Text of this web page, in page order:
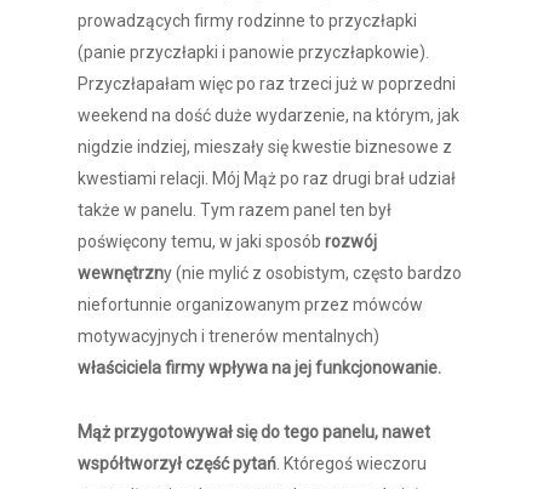
prowadzących firmy rodzinne to przyczłapki
(panie przyczłapki i panowie przyczłapkowie).
Przyczłapałam więc po raz trzeci już w poprzedni
weekend na dość duże wydarzenie, na którym, jak
nigdzie indziej, mieszały się kwestie biznesowe z
kwestiami relacji. Mój Mąż po raz drugi brał udział
także w panelu. Tym razem panel ten był
poświęcony temu, w jaki sposóbrozwój
wewnętrzny (nie mylić z osobistym, często bardzo
niefortunnie organizowanym przez mówców
motywacyjnych i trenerów mentalnych)
właściciela firmy wpływa na jej funkcjonowanie.
Mąż przygotowywał się do tego panelu, nawet
współtworzył część pytań . Któregoś wieczoru